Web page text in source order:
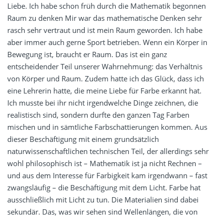
Liebe. Ich habe schon früh durch die Mathematik begonnen
Raum zu denken Mir war das mathematische Denken sehr
rasch sehr vertraut und ist mein Raum geworden. Ich habe
aber immer auch gerne Sport betrieben. Wenn ein Körper in
Bewegung ist, braucht er Raum. Das ist ein ganz
entscheidender Teil unserer Wahrnehmung: das Verhältnis
von Körper und Raum. Zudem hatte ich das Glück, dass ich
eine Lehrerin hatte, die meine Liebe für Farbe erkannt hat.
Ich musste bei ihr nicht irgendwelche Dinge zeichnen, die
realistisch sind, sondern durfte den ganzen Tag Farben
mischen und in sämtliche Farbschattierungen kommen. Aus
dieser Beschäftigung mit einem grundsätzlich
naturwissenschaftlichen technischen Teil, der allerdings sehr
wohl philosophisch ist – Mathematik ist ja nicht Rechnen –
und aus dem Interesse für Farbigkeit kam irgendwann – fast
zwangsläufig – die Beschäftigung mit dem Licht. Farbe hat
ausschließlich mit Licht zu tun. Die Materialien sind dabei
sekundär. Das, was wir sehen sind Wellenlängen, die von